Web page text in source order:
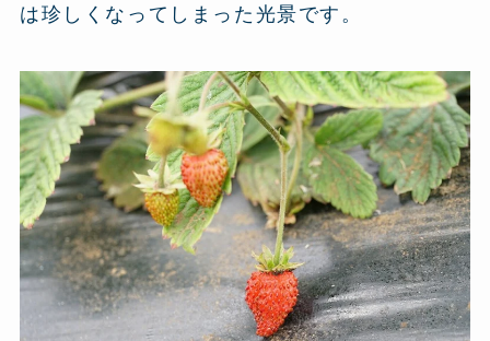
は珍しくなってしまった光景です。